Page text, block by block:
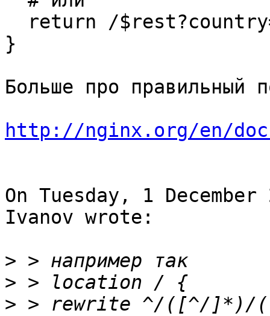
}
Больше про правильный
http://nginx.org/en/
On Tuesday, 1
Ivanov wrote:
>
>
> > rewrite ^/([^/]*)/